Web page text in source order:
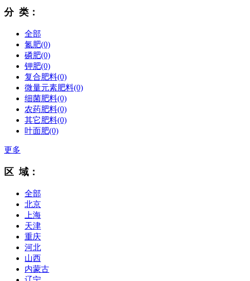
分 类：
全部
氮肥(0)
磷肥(0)
钾肥(0)
复合肥料(0)
微量元素肥料(0)
细菌肥料(0)
农药肥料(0)
其它肥料(0)
叶面肥(0)
更多
区 域：
全部
北京
上海
天津
重庆
河北
山西
内蒙古